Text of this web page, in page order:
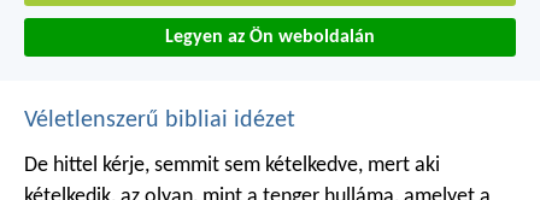
Legyen az Ön weboldalán
Véletlenszerű bibliai idézet
De hittel kérje, semmit sem kételkedve, mert aki